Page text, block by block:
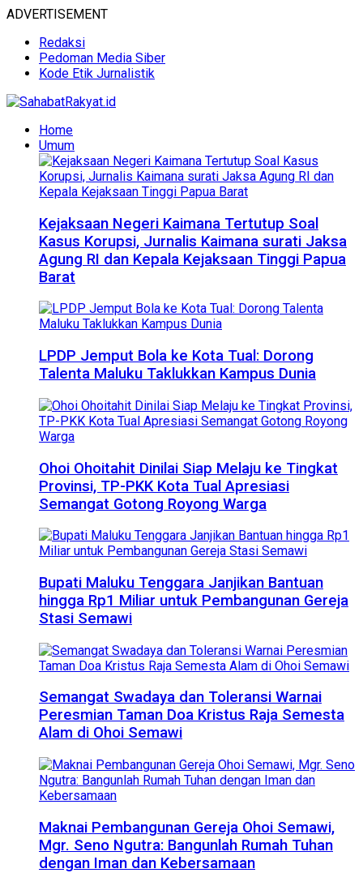
ADVERTISEMENT
Redaksi
Pedoman Media Siber
Kode Etik Jurnalistik
Home
Umum
Kejaksaan Negeri Kaimana Tertutup Soal
Kasus Korupsi, Jurnalis Kaimana surati Jaksa
Agung RI dan Kepala Kejaksaan Tinggi Papua
Barat
LPDP Jemput Bola ke Kota Tual: Dorong
Talenta Maluku Taklukkan Kampus Dunia
Ohoi Ohoitahit Dinilai Siap Melaju ke Tingkat
Provinsi, TP-PKK Kota Tual Apresiasi
Semangat Gotong Royong Warga
Bupati Maluku Tenggara Janjikan Bantuan
hingga Rp1 Miliar untuk Pembangunan Gereja
Stasi Semawi
Semangat Swadaya dan Toleransi Warnai
Peresmian Taman Doa Kristus Raja Semesta
Alam di Ohoi Semawi
Maknai Pembangunan Gereja Ohoi Semawi,
Mgr. Seno Ngutra: Bangunlah Rumah Tuhan
dengan Iman dan Kebersamaan